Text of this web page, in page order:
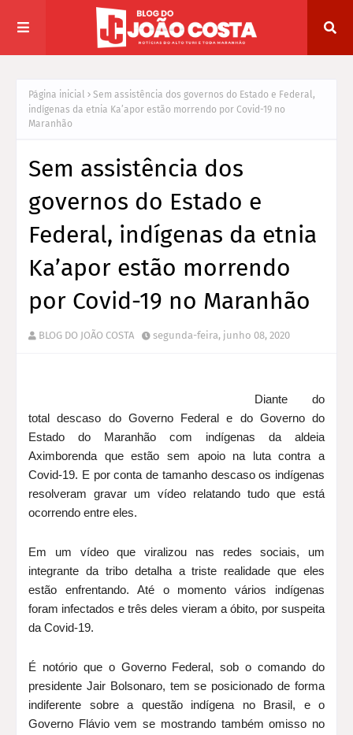
Página inicial
Sem assistência dos governos do Estado e Federal,
indígenas da etnia Ka’apor estão morrendo por Covid-19 no
Maranhão
Sem assistência dos
governos do Estado e
Federal, indígenas da etnia
Ka’apor estão morrendo
por Covid-19 no Maranhão
BLOG DO JOÃO COSTA segunda-feira, junho 08, 2020
Diante do
total descaso do Governo Federal e do Governo do
Estado do Maranhão com indígenas da aldeia
Aximborenda que estão sem apoio na luta contra a
Covid-19. E por conta de tamanho descaso os indígenas
resolveram gravar um vídeo relatando tudo que está
ocorrendo entre eles.
Em um vídeo que viralizou nas redes sociais, um
integrante da tribo detalha a triste realidade que eles
estão enfrentando. Até o momento vários indígenas
foram infectados e três deles vieram a óbito, por suspeita
da Covid-19.
É notório que o Governo Federal, sob o comando do
presidente Jair Bolsonaro, tem se posicionado de forma
indiferente sobre a questão indígena no Brasil, e o
Governo Flávio vem se mostrando também omisso no